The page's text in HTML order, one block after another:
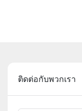
ติดต่อกับพวกเรา